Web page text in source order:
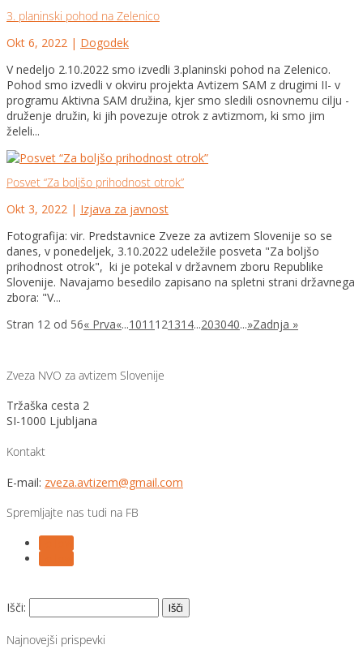
3. planinski pohod na Zelenico
Okt 6, 2022 | Dogodek
V nedeljo 2.10.2022 smo izvedli 3.planinski pohod na Zelenico.
Pohod smo izvedli v okviru projekta Avtizem SAM z drugimi II- v
programu Aktivna SAM družina, kjer smo sledili osnovnemu cilju -
druženje družin, ki jih povezuje otrok z avtizmom, ki smo jim
želeli...
Posvet “Za boljšo prihodnost otrok”
Okt 3, 2022 | Izjava za javnost
Fotografija: vir. Predstavnice Zveze za avtizem Slovenije so se
danes, v ponedeljek, 3.10.2022 udeležile posveta "Za boljšo
prihodnost otrok", ki je potekal v državnem zboru Republike
Slovenije. Navajamo besedilo zapisano na spletni strani državnega
zbora: "V...
Stran 12 od 56« Prva«...1011 121314...203040...»Zadnja »
Zveza NVO za avtizem Slovenije
Tržaška cesta 2
SI-1000 Ljubljana
Kontakt
E-mail: zveza.avtizem@gmail.com
Spremljajte nas tudi na FB
Išči:
Najnovejši prispevki